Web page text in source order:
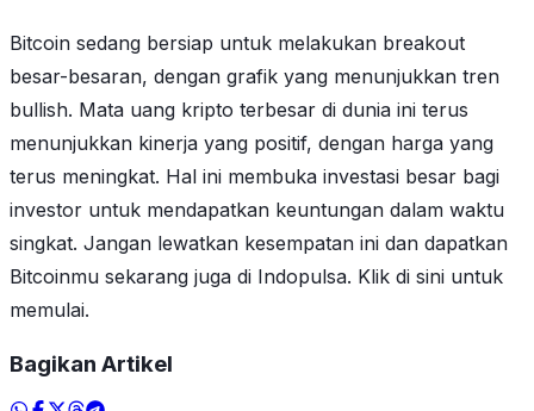
Bitcoin sedang bersiap untuk melakukan breakout
besar-besaran, dengan grafik yang menunjukkan tren
bullish. Mata uang kripto terbesar di dunia ini terus
menunjukkan kinerja yang positif, dengan harga yang
terus meningkat. Hal ini membuka investasi besar bagi
investor untuk mendapatkan keuntungan dalam waktu
singkat. Jangan lewatkan kesempatan ini dan dapatkan
Bitcoinmu sekarang juga di Indopulsa. Klik di sini untuk
memulai.
Bagikan Artikel